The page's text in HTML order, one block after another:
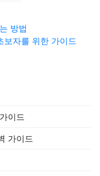
방법
보자를 위한 가이드
이드
가이드